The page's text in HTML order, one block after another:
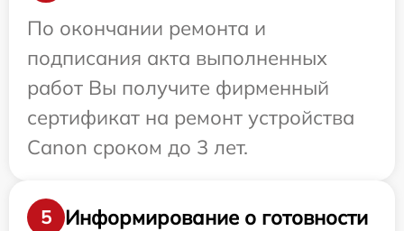
По окончании ремонта и
подписания акта выполненных
работ Вы получите фирменный
сертификат на ремонт устройства
Canon сроком до 3 лет.
5
Информирование о готовности